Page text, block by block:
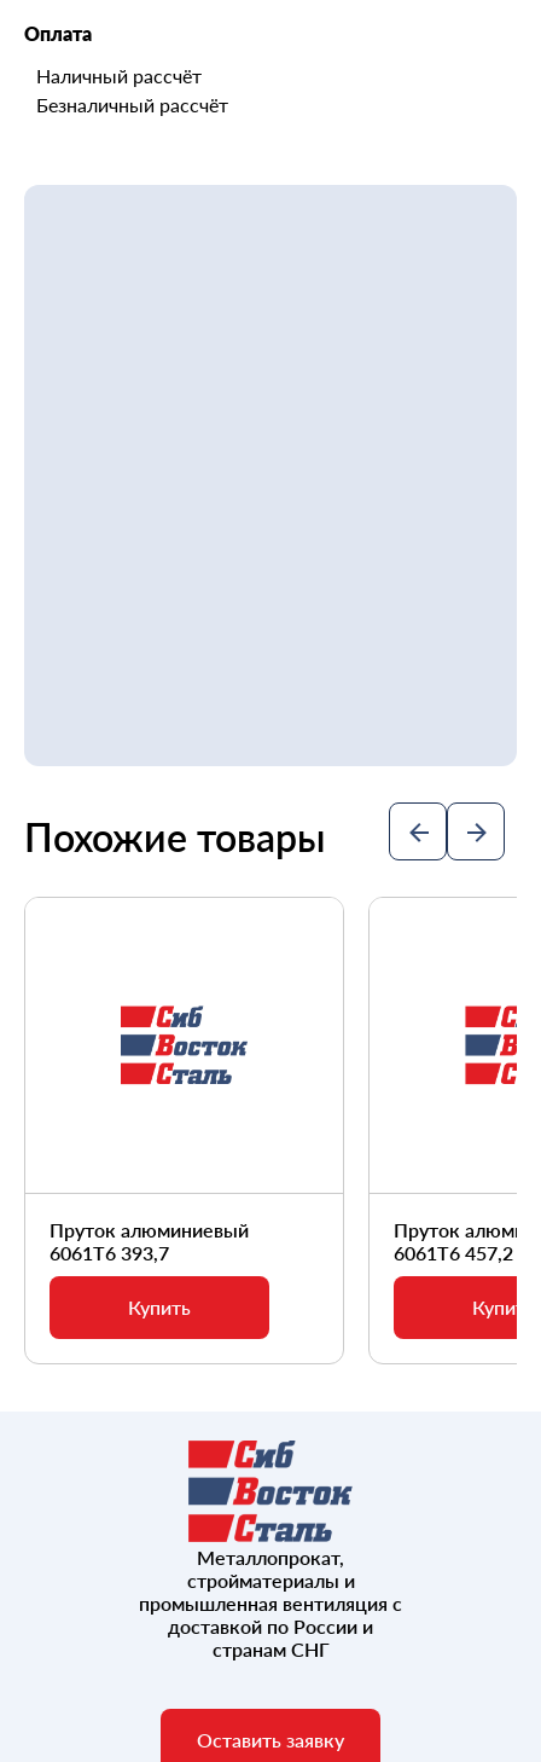
Оплата
Наличный рассчёт
Безналичный рассчёт
Похожие товары
Пруток алюминиевый
6061Т6 393,7
Купить
Пруток
6061Т6 457,2
Купить
Металлопрокат,
стройматериалы и
промышленная вентиляция с
доставкой по России и
странам СНГ
Оставить заявку